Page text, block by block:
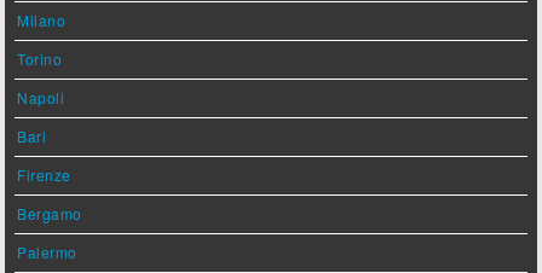
Milano
Torino
Napoli
Bari
Firenze
Bergamo
Palermo